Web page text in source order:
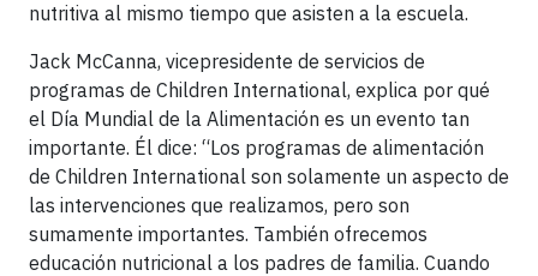
nutritiva al mismo tiempo que asisten a la escuela.
Jack McCanna, vicepresidente de servicios de
programas de Children International, explica por qué
el Día Mundial de la Alimentación es un evento tan
importante. Él dice: “Los programas de alimentación
de Children International son solamente un aspecto de
las intervenciones que realizamos, pero son
sumamente importantes. También ofrecemos
educación nutricional a los padres de familia. Cuando